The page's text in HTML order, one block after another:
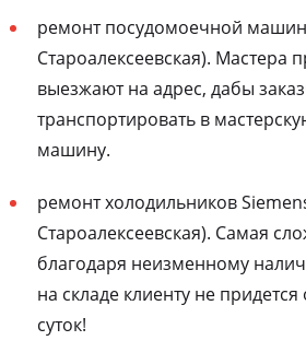
ремонт посудомоечной
Староалексеевская). Мастера
выезжают на адрес, дабы
транспортировать в
машину.
ремонт холодильников
Староалексеевская). Самая
благодаря неизменному
на складе клиенту не
суток!